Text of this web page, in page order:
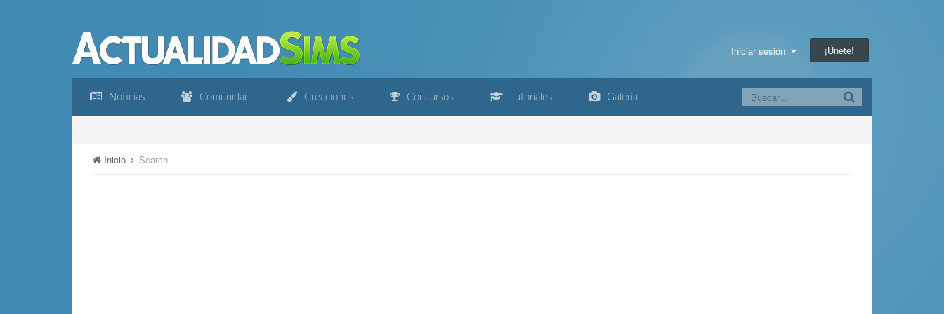
Iniciar sesión ¡Únete!
Noticias Comunidad Creaciones Concursos Tutoriales Galería
Inicio Search